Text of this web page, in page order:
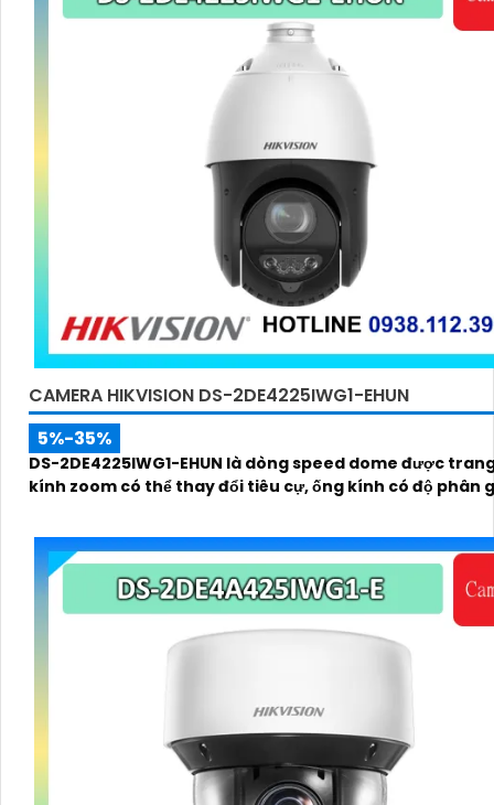
CAMERA HIKVISION DS-2DE4225IWG1-EHUN
5%-35%
DS-2DE4225IWG1-EHUN là dòng speed dome được
kính zoom có thể thay đổi tiêu cự, ống kính có độ phân